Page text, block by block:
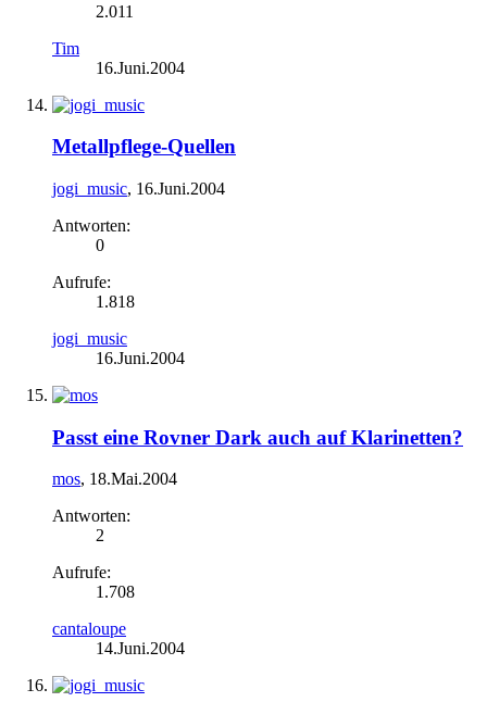
2.011
Tim
16.Juni.2004
Metallpflege-Quellen
jogi_music, 16.Juni.2004
Antworten:
0
Aufrufe:
1.818
jogi_music
16.Juni.2004
Passt eine Rovner Dark auch auf Klarinetten?
mos, 18.Mai.2004
Antworten:
2
Aufrufe:
1.708
cantaloupe
14.Juni.2004